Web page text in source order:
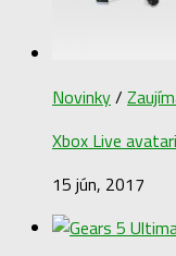
Novinky/
Xbox Live
15 jún, 2017